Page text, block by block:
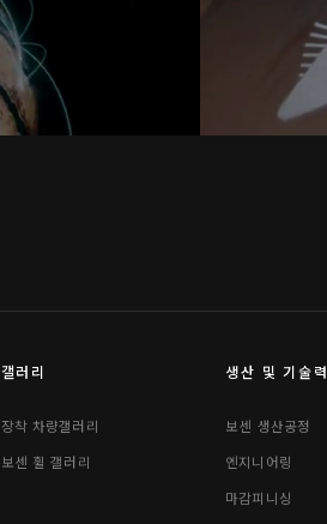
갤러리
장착 차량갤러리
보센 휠 갤러리
생산 및 기술력
보센 생산공정
엔지니어링
마감피니싱